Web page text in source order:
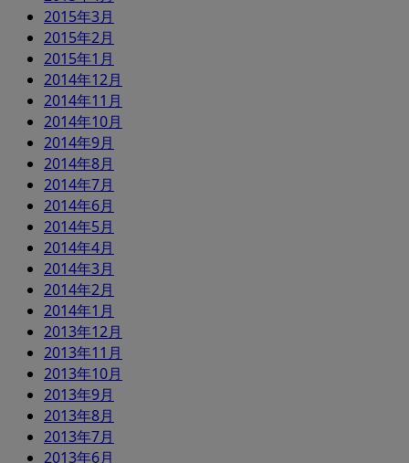
2015年3月
2015年2月
2015年1月
2014年12月
2014年11月
2014年10月
2014年9月
2014年8月
2014年7月
2014年6月
2014年5月
2014年4月
2014年3月
2014年2月
2014年1月
2013年12月
2013年11月
2013年10月
2013年9月
2013年8月
2013年7月
2013年6月